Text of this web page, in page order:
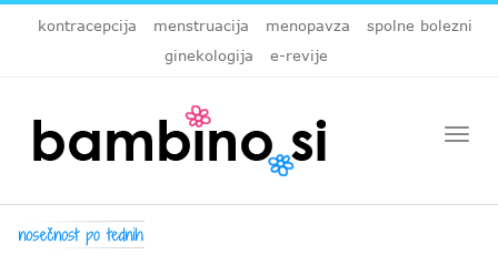
kontracepcija menstruacija menopavza
spolne bolezni
ginekologija
e-revije